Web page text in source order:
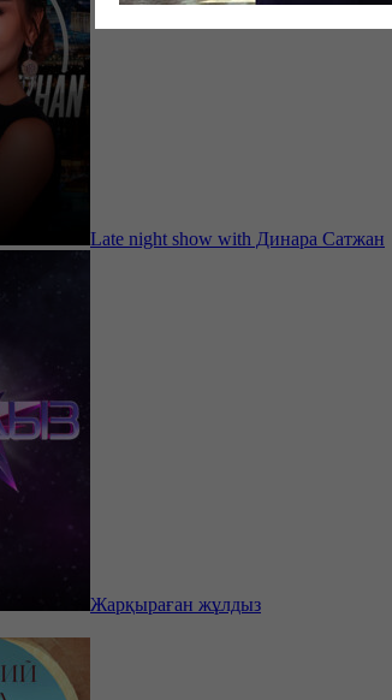
Late night show with Динара Сатжан
Жарқыраған жұлдыз